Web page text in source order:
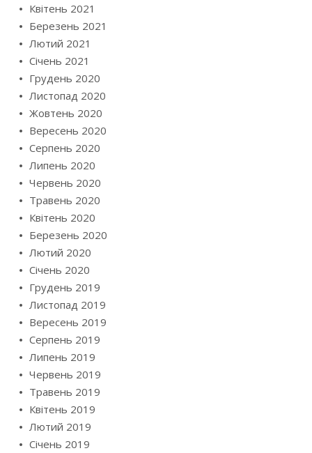
Квітень 2021
Березень 2021
Лютий 2021
Січень 2021
Грудень 2020
Листопад 2020
Жовтень 2020
Вересень 2020
Серпень 2020
Липень 2020
Червень 2020
Травень 2020
Квітень 2020
Березень 2020
Лютий 2020
Січень 2020
Грудень 2019
Листопад 2019
Вересень 2019
Серпень 2019
Липень 2019
Червень 2019
Травень 2019
Квітень 2019
Лютий 2019
Січень 2019